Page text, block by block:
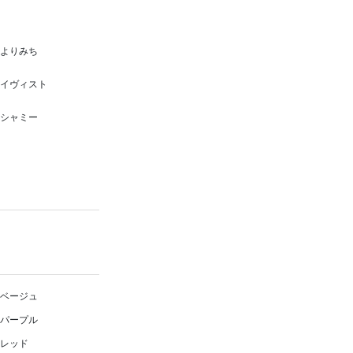
よりみち
イヴィスト
シャミー
ベージュ
パープル
レッド